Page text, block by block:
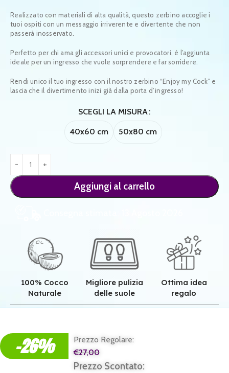
Realizzato con materiali di alta qualità, questo zerbino accoglie i
tuoi ospiti con un messaggio irriverente e divertente che non
passerà inosservato.
Perfetto per chi ama gli accessori unici e provocatori, è l’aggiunta
ideale per un ingresso che vuole sorprendere e far sorridere.
Rendi unico il tuo ingresso con il nostro zerbino “Enjoy my Cock” e
lascia che il divertimento inizi già dalla porta d’ingresso!
SCEGLI LA MISURA
40x60 cm 50x80 cm
Aggiungi al carrello
100% Cocco
Naturale
Migliore pulizia
delle suole
Ottima idea
regalo
-26%
Prezzo Regolare:
€27,00
Prezzo Scontato: